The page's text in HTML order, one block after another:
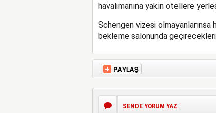
havalimanına yakın otellere
Schengen vizesi olmayanlarınsa
bekleme salonunda geçirecekleri
SENDE YORUM YAZ